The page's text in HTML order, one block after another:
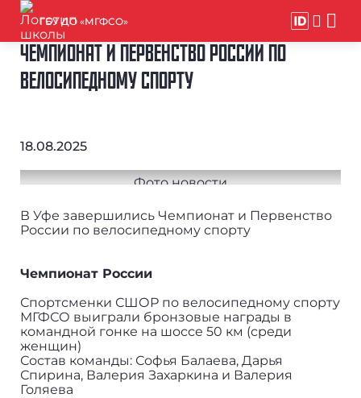
ГБУ ДО «МГФСО»
ЧЕМПИОНАТ И ПЕРВЕНСТВО РОССИИ ПО
ВЕЛОСИПЕДНОМУ СПОРТУ
18.08.2025
В Уфе завершились Чемпионат и Первенство
России по велосипедному спорту
Чемпионат России
Спортсменки СШОР по велосипедному спорту
МГФСО выиграли бронзовые награды в
командной гонке на шоссе 50 км (среди
женщин)
Состав команды: Софья Балаева, Дарья
Спирина, Валерия Захаркина и Валерия
Голяева